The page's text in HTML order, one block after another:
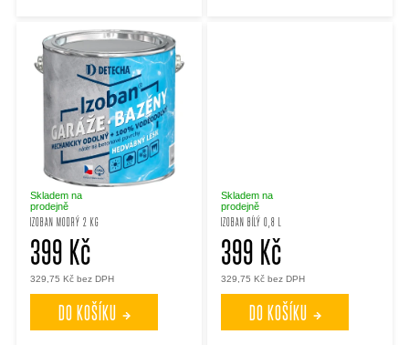
u
k
t
ů
IZOBAN MODRÝ 2 KG
Skladem na
prodejně
329,75 Kč bez DPH
399 Kč
DO KOŠÍKU
IZOBAN BÍLÝ 0,8 L
Skladem na
prodejně
329,75 Kč bez DPH
399 Kč
DO KOŠÍKU